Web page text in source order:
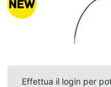
Effettua il login per